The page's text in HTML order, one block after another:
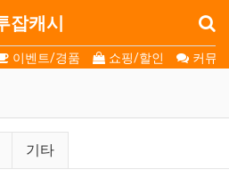
잡캐시
이벤트/경품 쇼핑/할인 커뮤
록기타